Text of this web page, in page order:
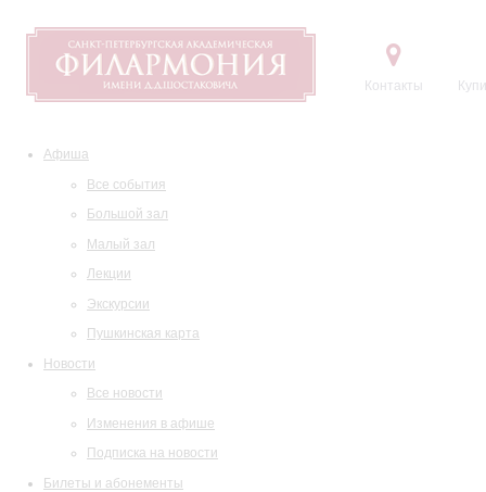
Контакты
Афиша
Все события
Большой зал
Малый зал
Лекции
Экскурсии
Пушкинская карта
Новости
Все новости
Изменения в афише
Подписка на новости
Билеты и абонементы